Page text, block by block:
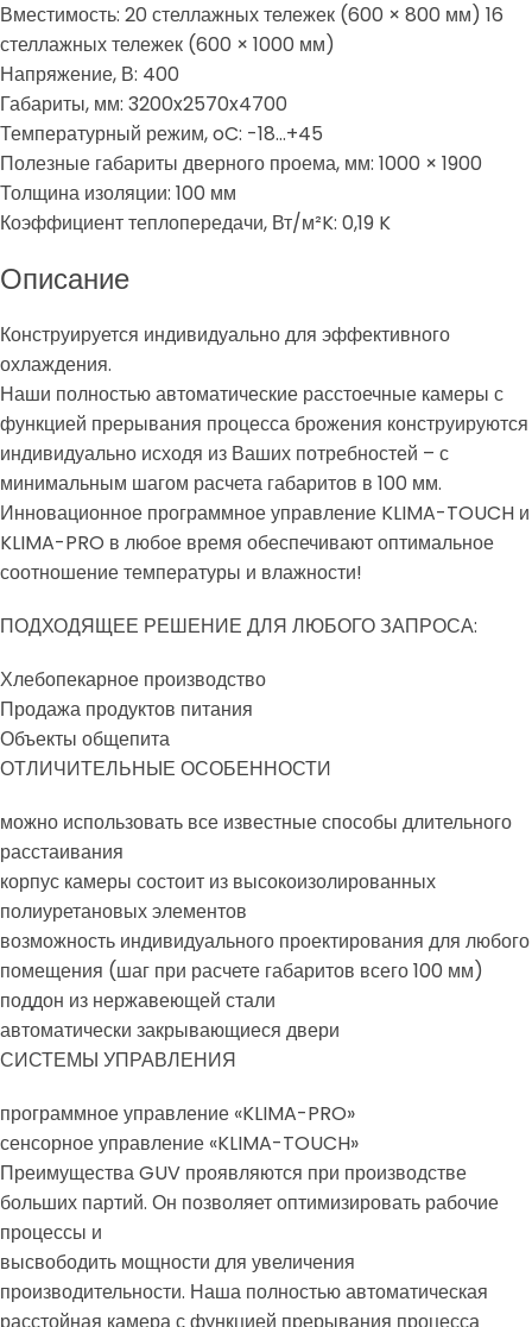
Вместимость: 20 стеллажных тележек (600 × 800 мм) 16
стеллажных тележек (600 × 1000 мм)
Напряжение, В: 400
Габариты, мм: 3200x2570x4700
Температурный режим, oC: -18…+45
Полезные габариты дверного проема, мм: 1000 × 1900
Толщина изоляции: 100 мм
Коэффициент теплопередачи, Вт/м²K: 0,19 K
Описание
Конструируется индивидуально для эффективного
охлаждения.
Наши полностью автоматические расстоечные камеры с
функцией прерывания процесса брожения конструируются
индивидуально исходя из Ваших потребностей – с
минимальным шагом расчета габаритов в 100 мм.
Инновационное программное управление KLIMA-TOUCH и
KLIMA-PRO в любое время обеспечивают оптимальное
соотношение температуры и влажности!
ПОДХОДЯЩЕЕ РЕШЕНИЕ ДЛЯ ЛЮБОГО ЗАПРОСА:
Хлебопекарное производство
Продажа продуктов питания
Объекты общепита
ОТЛИЧИТЕЛЬНЫЕ ОСОБЕННОСТИ
можно использовать все известные способы длительного
расстаивания
корпус камеры состоит из высокоизолированных
полиуретановых элементов
возможность индивидуального проектирования для любого
помещения (шаг при расчете габаритов всего 100 мм)
поддон из нержавеющей стали
автоматически закрывающиеся двери
СИСТЕМЫ УПРАВЛЕНИЯ
программное управление «KLIMA-PRO»
сенсорное управление «KLIMA-TOUCH»
Преимущества GUV проявляются при производстве
больших партий. Он позволяет оптимизировать рабочие
процессы и
высвободить мощности для увеличения
производительности. Наша полностью автоматическая